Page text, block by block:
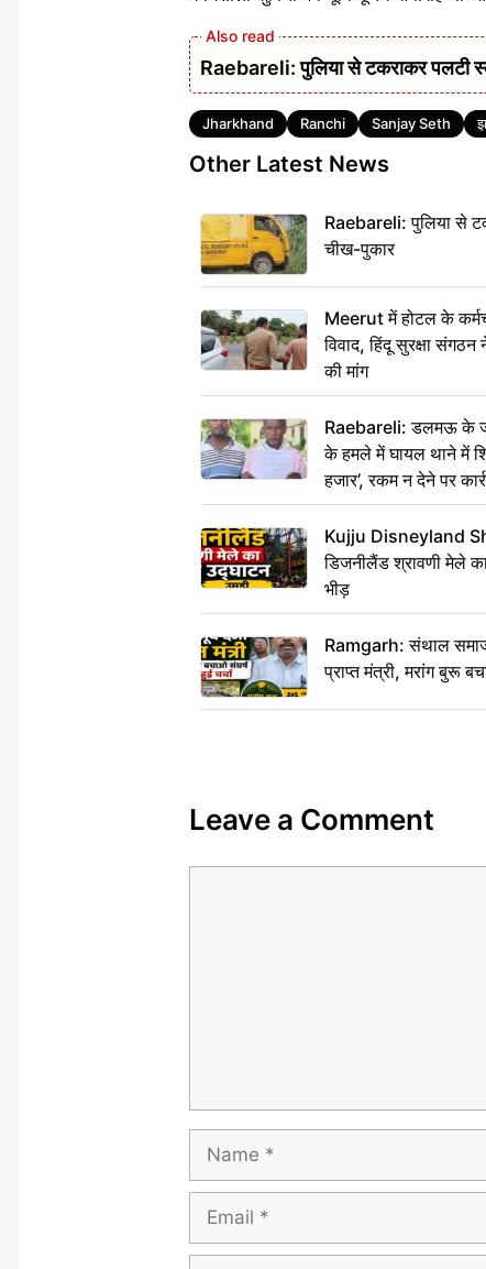
Raebareli: पुलिया से टकराकर पलटी
Tags
Jharkhand Ranchi Sanjay Seth
Other Latest News
Raebareli: पुलिया से
चीख-पुकार
Meerut में होटल के
विवाद, हिंदू सुरक्षा
की मांग
Raebareli: डलमऊ के
के हमले में घायल थाने में
हजार’, रकम न देने पर
Kujju Disneyland
डिजनीलैंड श्रावणी मेले
भीड़
Ramgarh: संथाल समाज
प्राप्त मंत्री, मरांग बुरू
Leave a Comment